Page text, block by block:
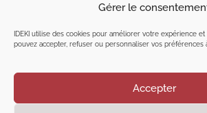
Gérer le
IDEKI utilise des cookies pour améliorer votre expérience et
pouvez accepter, refuser ou personnaliser vos préférences
Accepter
numérique
collective du réseau